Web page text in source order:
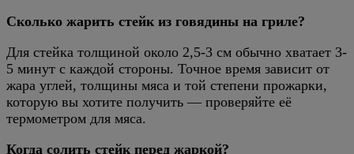
Сколько жарить стейк из говядины на гриле?
Для стейка толщиной около 2,5-3 см обычно хватает 3-
5 минут с каждой стороны. Точное время зависит от
жара углей, толщины мяса и той степени прожарки,
которую вы хотите получить — проверяйте её
термометром для мяса.
Когда солить стейк перед жаркой?